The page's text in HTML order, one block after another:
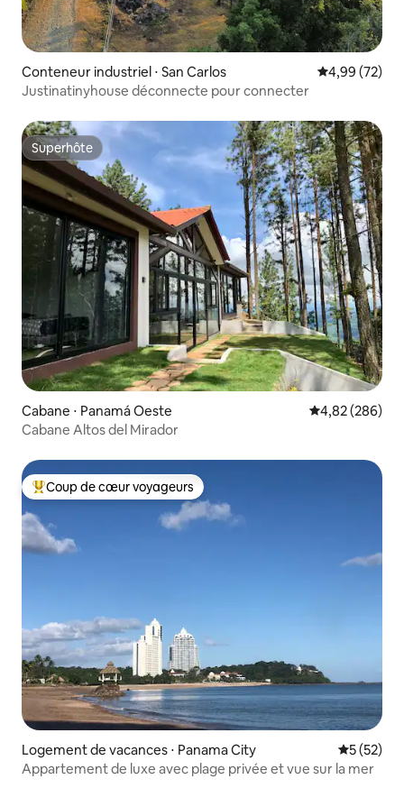
Conteneur industriel ⋅ San Carlos Évaluation
4,99 (72)
Justinatinyhouse déconnecte pour connecter
Superhôte
Superhôte
Cabane ⋅ Panamá Oeste Évaluation
4,82 (286)
Cabane Altos del Mirador
Coups de cœur voyageurs les plus appréciés
Coup de cœur voyageurs
Logement de vacances ⋅ Panama City
5 (52)
Appartement de luxe avec plage privée et vue sur la mer